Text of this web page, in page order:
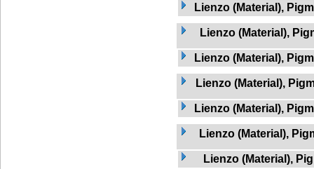
Lienzo (Material),
Lienzo (Material),
Lienzo (Material),
Lienzo (Material),
Lienzo (Material),
Lienzo (Material),
Lienzo (Material),